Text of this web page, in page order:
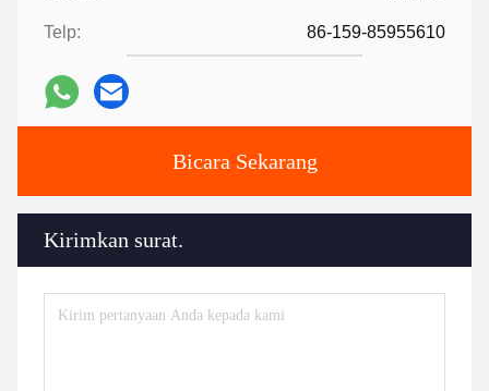
Telp: 86-159-85955610
Bicara Sekarang
Kirimkan surat.